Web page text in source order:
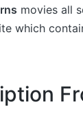
movies all
which